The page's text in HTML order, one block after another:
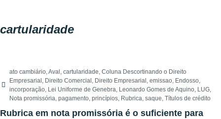
cartularidade
ato cambiário,Aval , cartularidade, Coluna Descortinando o Direito
Empresarial , Direito Comercial , Direito Empresarial , emissao, Endosso,
incorporação, Lei Uniforme de Genebra, Leonardo Gomes de Aquino, LUG,
Nota promissória, pagamento, princípios, Rubrica, saque, Títulos de crédito
Rubrica em nota promissória é o suficiente para